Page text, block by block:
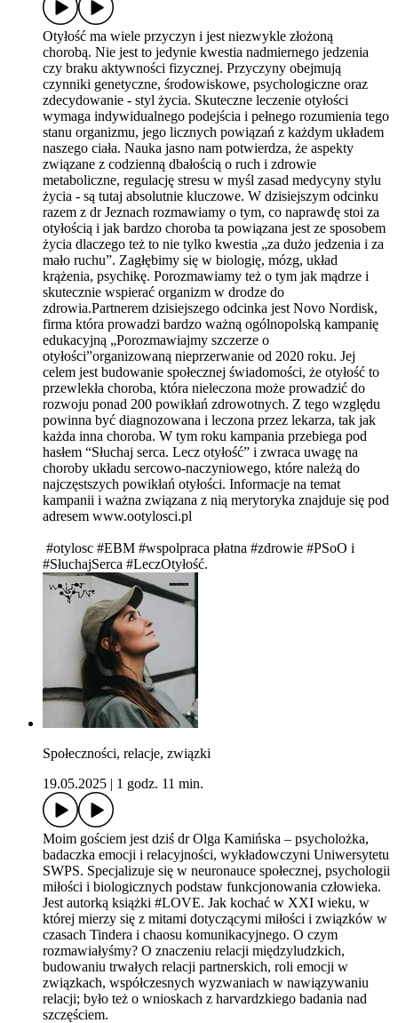
Otyłość ma wiele przyczyn i jest niezwykle złożoną
chorobą. Nie jest to jedynie kwestia nadmiernego jedzenia
czy braku aktywności fizycznej. Przyczyny obejmują
czynniki genetyczne, środowiskowe, psychologiczne oraz
zdecydowanie - styl życia. Skuteczne leczenie otyłości
wymaga indywidualnego podejścia i pełnego rozumienia tego
stanu organizmu, jego licznych powiązań z każdym układem
naszego ciała. Nauka jasno nam potwierdza, że aspekty
związane z codzienną dbałością o ruch i zdrowie
metaboliczne, regulację stresu w myśl zasad medycyny stylu
życia - są tutaj absolutnie kluczowe. W dzisiejszym odcinku
razem z dr Jeznach rozmawiamy o tym, co naprawdę stoi za
otyłością i jak bardzo choroba ta powiązana jest ze sposobem
życia dlaczego też to nie tylko kwestia „za dużo jedzenia i za
mało ruchu”. Zagłębimy się w biologię, mózg, układ
krążenia, psychikę. Porozmawiamy też o tym jak mądrze i
skutecznie wspierać organizm w drodze do
zdrowia.Partnerem dzisiejszego odcinka jest Novo Nordisk,
firma która prowadzi bardzo ważną ogólnopolską kampanię
edukacyjną „Porozmawiajmy szczerze o
otyłości”organizowaną nieprzerwanie od 2020 roku. Jej
celem jest budowanie społecznej świadomości, że otyłość to
przewlekła choroba, która nieleczona może prowadzić do
rozwoju ponad 200 powikłań zdrowotnych. Z tego względu
powinna być diagnozowana i leczona przez lekarza, tak jak
każda inna choroba. W tym roku kampania przebiega pod
hasłem “Słuchaj serca. Lecz otyłość” i zwraca uwagę na
choroby układu sercowo-naczyniowego, które należą do
najczęstszych powikłań otyłości. Informacje na temat
kampanii i ważna związana z nią merytoryka znajduje się pod
adresem www.ootylosci.pl
#otylosc #EBM #wspolpraca płatna #zdrowie #PSoO i
#SłuchajSerca #LeczOtyłość.
Społeczności, relacje, związki
19.05.2025 | 1 godz. 11 min.
Moim gościem jest dziś dr Olga Kamińska – psycholożka,
badaczka emocji i relacyjności, wykładowczyni Uniwersytetu
SWPS. Specjalizuje się w neuronauce społecznej, psychologii
miłości i biologicznych podstaw funkcjonowania człowieka.
Jest autorką książki #LOVE. Jak kochać w XXI wieku, w
której mierzy się z mitami dotyczącymi miłości i związków w
czasach Tindera i chaosu komunikacyjnego. O czym
rozmawiałyśmy? O znaczeniu relacji międzyludzkich,
budowaniu trwałych relacji partnerskich, roli emocji w
związkach, współczesnych wyzwaniach w nawiązywaniu
relacji; było też o wnioskach z harvardzkiego badania nad
szczęściem.